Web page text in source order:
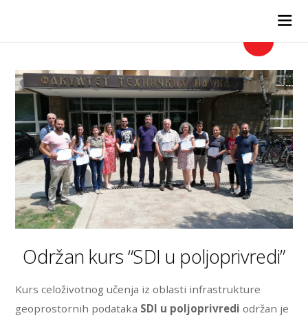
Održan kurs “SDI u poljoprivredi”
Kurs celoživotnog učenja iz oblasti infrastrukture
geoprostornih podataka SDI u poljoprivredi održan je